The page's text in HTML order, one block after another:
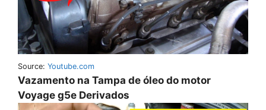
Source: Youtube.com
Vazamento na Tampa de óleo do motor
Voyage g5e Derivados